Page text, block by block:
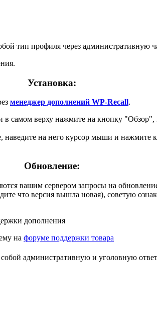
тип профиля через административную
Установка:
менеджер дополнений WP-Recall.
самом верху нажмите на кнопку
наведите на него курсор мыши и
Обновление:
вашим сервером запросы на
что версия вышла новая), советую
дополнения
на форуме поддержки товара
административную и уголовную